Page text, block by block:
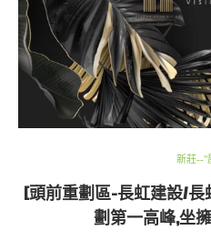
新莊--"
[頭前重劃區-長虹建設/長
劃第一高峰,坐